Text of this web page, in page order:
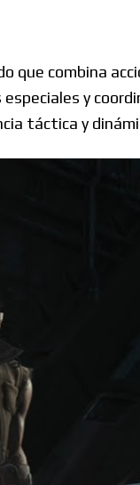
que combina
y
táctica y